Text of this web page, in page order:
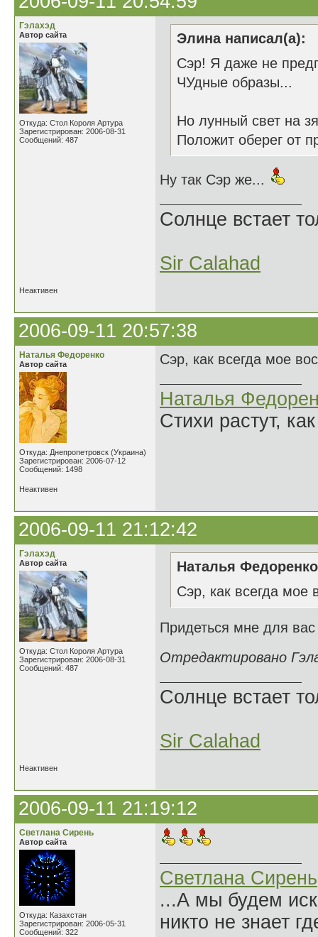
Гэлахэд
Автор сайта
Откуда: Стол Короля Артура
Зарегистрирован: 2006-08-31
Сообщений: 487
Элина написал(а):
Сэр! Я даже не
ЧУдные образы...
Но лунный свет на
Положит оберег от
Ну так Сэр же...
Солнце встает
Sir Calahad
Неактивен
2006-09-11 20:57:38
Наталья Федоренко
Автор сайта
Откуда: Днепропетровск (Украина)
Зарегистрирован: 2006-07-12
Сообщений: 1498
Сэр, как всегда мое
Наталья
Стихи растут,
Неактивен
2006-09-11 21:12:42
Гэлахэд
Автор сайта
Откуда: Стол Короля Артура
Зарегистрирован: 2006-08-31
Сообщений: 487
Наталья
Сэр, как всегда мое
Придеться мне для вас
Отредактировано
Солнце встает
Sir Calahad
Неактивен
2006-09-11 21:19:12
Светлана Сирень
Автор сайта
Откуда: Казахстан
Зарегистрирован: 2006-05-31
Сообщений: 322
Светлана Сирень
...А мы будем
никто не знает